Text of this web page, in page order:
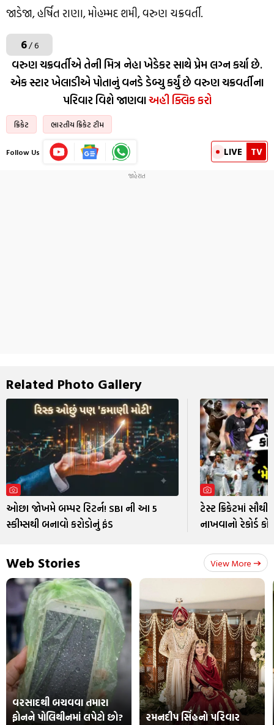
જાડેજા, હર્ષિત રાણા, મોહમ્મદ શમી, વરુણ ચક્રવર્તી.
6/ 6
વરુણ ચક્રવર્તીએ તેની મિત્ર નેહા ખેડેકર સાથે પ્રેમ લગ્ન કર્યા છે.
એક સ્ટાર ખેલાડીએ પોતાનું વનડે ડેબ્યુ કર્યું છે વરુણ ચક્રવર્તીના
પરિવાર વિશે જાણવાઅહી ક્લિક કરો
ક્રિકેટ ભારતીય ક્રિકેટ ટીમ
Follow Us LIVE TV
Related Photo Gallery
ઓછા જોખમે બમ્પર રિટર્ન! SBI ની આ 5
સ્કીમ્સથી બનાવો કરોડોનું ફંડ
ટેસ્ટ ક્રિકેટમાં
નાખવાનો રેકોર્ડ
Web Stories View More
વરસાદથી બચવવા તમારા
ફોનને પોલિથીનમાં લપેટો છો?
રમનદીપ સિંહનો પરિવાર